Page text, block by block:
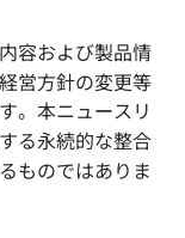
容および製品情
営方針の変更等
。本ニュースリ
る永続的な整合
ものではありま